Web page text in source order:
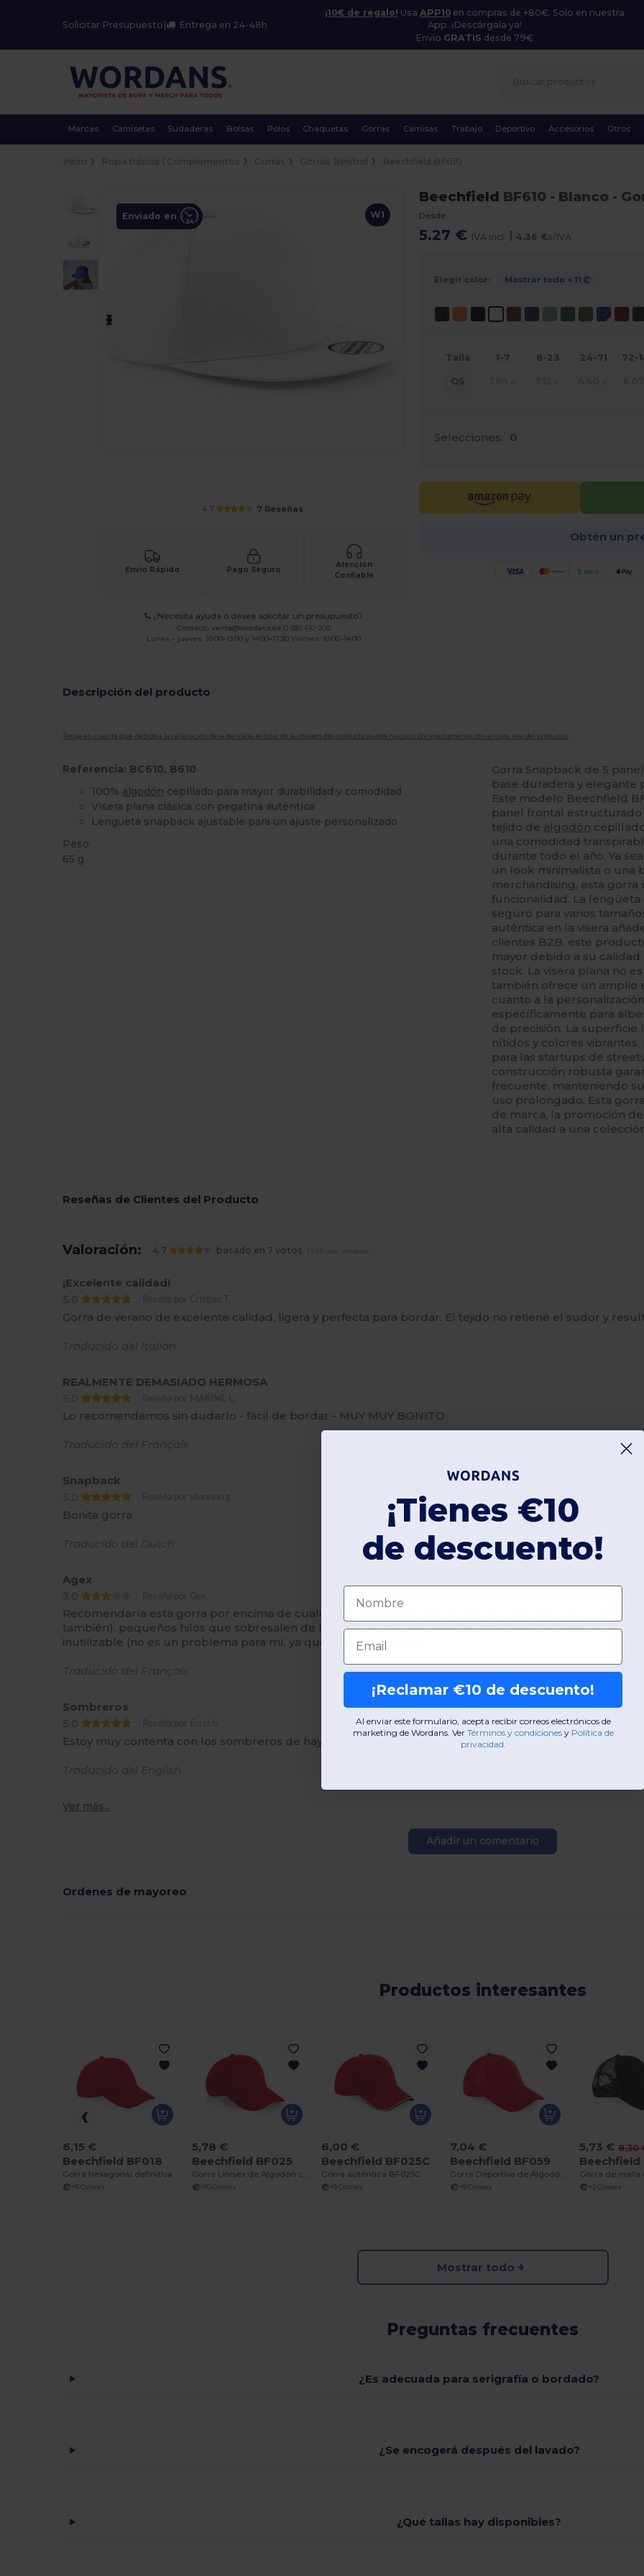
Solicitar Presupuesto Entrega en 24-48h
¡10€ de regalo! Usa APP10en compras de +80€. Solo en nuestra
App. ¡Descárgala ya!
Envío GRATIS desde 79€
Marcas Camisetas Sudaderas Bolsas Polos Chaquetas Gorras Camisas Trabajo Deportivo Accesorios Otros
W1
Enviado en
4.7 7 Reseñas
Envío Rápido Pago Seguro
Atención
Confiable
¿Necesita ayuda o desea solicitar un presupuesto?
Contacto venta@wordans.es O 930 410 200
Lunes – jueves: 10:00–13:00 y 14:00–17:30 Viernes: 10:00–14:00
Beechfield BF610 - Blanco -
Desde
5.27 € IVA incl. | 4.36 €s/IVA
Elegir color: Mostrar todo + 11
Talla 1-7 8-23 24-71 72-
OS
Selecciones: 0
Obtén un
Descripción del producto
Tenga en cuenta que, debido a la calibración de la pantalla, el color de la imagen del producto puede no coincidir exactamente con el color real del producto.
Referencia: BC610, B610
100% algodón cepillado para mayor durabilidad y comodidad
Visera plana clásica con pegatina auténtica
Lengüeta snapback ajustable para un ajuste personalizado
Peso
65 g.
Gorra Snapback de 5
base duradera y elegante
Este modelo Beechfield
panel frontal
tejido de algodón
una comodidad
durante todo el año. Ya
un look minimalista o una
merchandising, esta
funcionalidad. La
seguro para varios
auténtica en la visera
clientes B2B, este
mayor debido a su
stock. La visera plana no
también ofrece un amplio
cuanto a la
específicamente para
de precisión. La superficie
nítidos y colores
para las startups de
construcción robusta
frecuente, manteniendo
uso prolongado. Esta
de marca, la promoción
alta calidad a una
Reseñas de Clientes del Producto
Valoración: 4.7 basado en 7 votos
¡Excelente calidad!
5.0
Gorra de verano de excelente calidad, ligera y perfecta para bordar. El tejido no retiene el sudor y
REALMENTE DEMASIADO HERMOSA
5.0
Lo recomendamos sin dudarlo - fácil de bordar - MUY MUY BONITO
Snapback
5.0
Bonita gorra
Agex
3.0
Recomendaría esta gorra por encima de cualquier otra debido a su forma. Por otro lado, siempre
también): pequeños hilos que sobresalen de la costura, arrugas (debidas al almacenamiento,
inutilizable (no es un problema para mí, ya que siempre la quito).
Sombreros
5.0
Estoy muy contenta con los sombreros de haya que os encargué
Ver más...
Añadir un comentario
Ordenes de mayoreo
Productos interesantes
6,15 €
Beechfield BF018
Gorra hexagonal definitiva
+6 Colores
5,78 €
Beechfield BF025
+10 Colores
6,00 €
Beechfield BF025C
Gorra auténtica BF025C
+9 Colores
7,04 €
Beechfield BF059
+9 Colores
5,73 € 8,30
Beechfield
+2 Colores
Mostrar todo
Preguntas frecuentes
¿Es adecuada para serigrafía o bordado?
¿Se encogerá después del lavado?
¿Qué tallas hay disponibles?
¡Tienes €10
de descuento!
Nombre
Email
¡Reclamar €10 de descuento!
Al enviar este formulario, acepta recibir correos electrónicos de
marketing de Wordans. Ver​ Términos y condiciones​ y Política de
privacidad